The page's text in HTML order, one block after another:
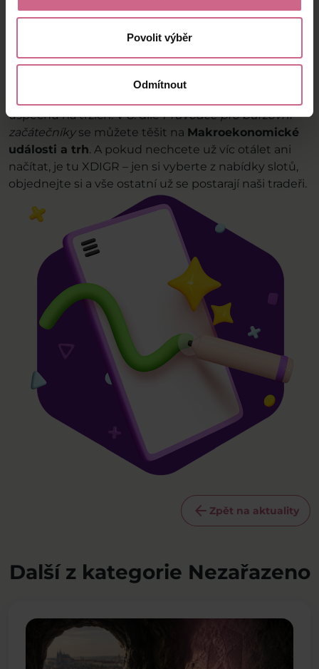
Povolit výběr
Odmítnout
optimalizovatsvůj přístup k trhům. Výsledkem
vyšší pravděpodobnostdlouhodobého
obchodním rozhodování.
úspěchu na trzích. V 8. dílePrůvodce pro burzovní
začátečníkyse můžete těšit na Makroekonomické
události a trh. A pokud nechcete už víc otálet ani
načítat, je tu XDIGR – jen si vyberte z nabídky slotů,
objednejte si a vše ostatní už se postarají naši tradeři.
arrow_back Zpět na aktuality
Další z kategorie Nezařazeno